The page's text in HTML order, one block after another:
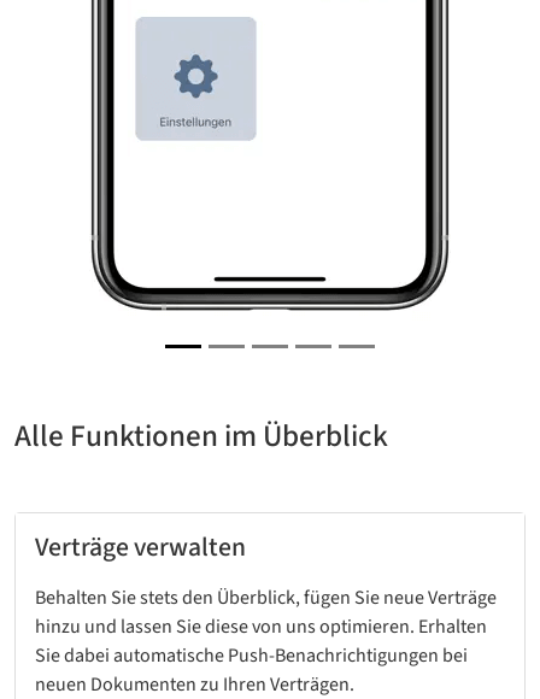
Alle Funktionen im Überblick
Verträge verwalten
Behalten Sie stets den Überblick, fügen Sie neue Verträge
hinzu und lassen Sie diese von uns optimieren. Erhalten
Sie dabei automatische Push-Benachrichtigungen bei
neuen Dokumenten zu Ihren Verträgen.